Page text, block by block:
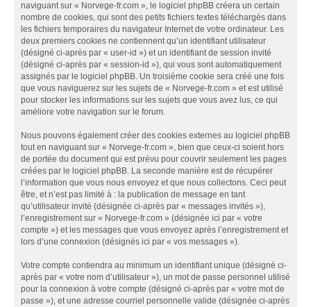
naviguant sur « Norvege-fr.com », le logiciel phpBB créera un certain
nombre de cookies, qui sont des petits fichiers textes téléchargés dans
les fichiers temporaires du navigateur Internet de votre ordinateur. Les
deux premiers cookies ne contiennent qu’un identifiant utilisateur
(désigné ci-après par « user-id ») et un identifiant de session invité
(désigné ci-après par « session-id »), qui vous sont automatiquement
assignés par le logiciel phpBB. Un troisième cookie sera créé une fois
que vous naviguerez sur les sujets de « Norvege-fr.com » et est utilisé
pour stocker les informations sur les sujets que vous avez lus, ce qui
améliore votre navigation sur le forum.
Nous pouvons également créer des cookies externes au logiciel phpBB
tout en naviguant sur « Norvege-fr.com », bien que ceux-ci soient hors
de portée du document qui est prévu pour couvrir seulement les pages
créées par le logiciel phpBB. La seconde manière est de récupérer
l’information que vous nous envoyez et que nous collectons. Ceci peut
être, et n’est pas limité à : la publication de message en tant
qu’utilisateur invité (désignée ci-après par « messages invités »),
l’enregistrement sur « Norvege-fr.com » (désignée ici par « votre
compte ») et les messages que vous envoyez après l’enregistrement et
lors d’une connexion (désignés ici par « vos messages »).
Votre compte contiendra au minimum un identifiant unique (désigné ci-
après par « votre nom d’utilisateur »), un mot de passe personnel utilisé
pour la connexion à votre compte (désigné ci-après par « votre mot de
passe »), et une adresse courriel personnelle valide (désignée ci-après